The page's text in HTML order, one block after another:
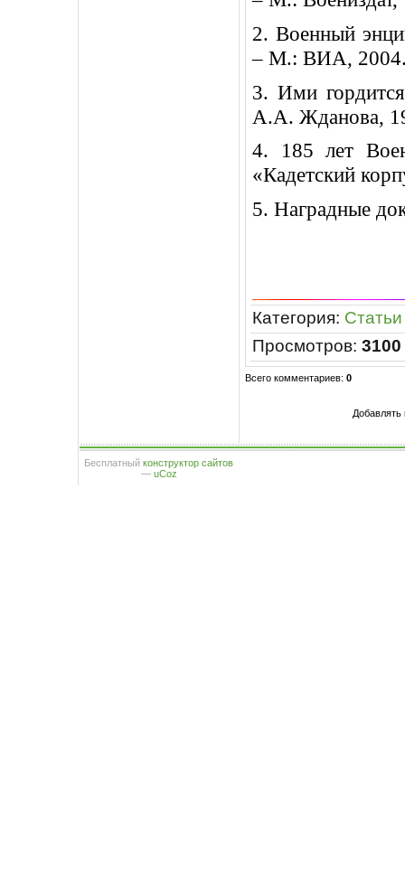
2. Военный
– М.: ВИА,
3. Ими
А.А. Жданова,
4. 185 лет
«Кадетский
5. Наградные
Категория: Статьи
Просмотров: 3100
Всего комментариев: 0
Добавлять
Бесплатный конструктор сайтов
— uCoz